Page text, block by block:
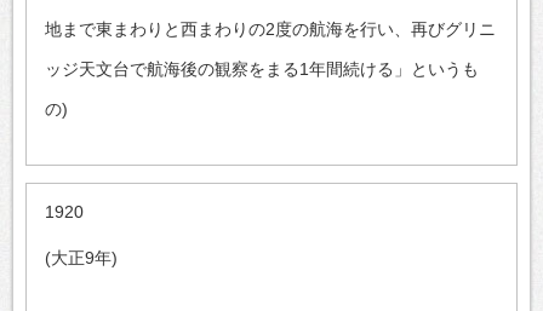
地まで東まわりと西まわりの2度の航海を行い、再びグリニ
ッジ天文台で航海後の観察をまる1年間続ける」というも
の)
1920
(大正9年)